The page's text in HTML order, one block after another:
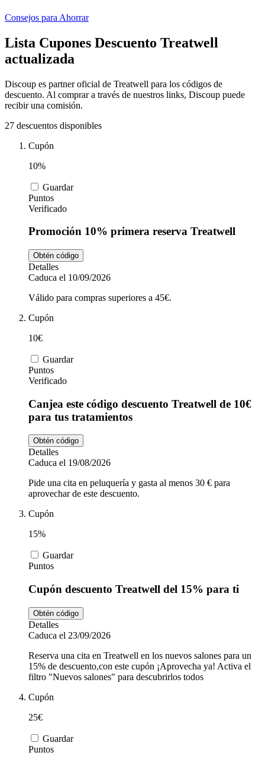
Temu
MediaMarkt
Vueling
Inglés
Perfumes
Tiempo libre
Coches y
Salud y
Animales
Consejos para Ahorrar
Lista Cupones Descuento Treatwell
actualizada
Discoup es partner oficial de Treatwell para los códigos de
descuento. Al comprar a través de nuestros links, Discoup puede
recibir una comisión.
27 descuentos disponibles
Cupón
10%
Guardar
Puntos
Verificado
Promoción 10% primera reserva Treatwell
Obtén código
Detalles
Caduca el 10/09/2026
Válido para compras superiores a 45€.
Cupón
10€
Guardar
Puntos
Verificado
Canjea este código descuento Treatwell de 10€
para tus tratamientos
Obtén código
Detalles
Caduca el 19/08/2026
Pide una cita en peluquería y gasta al menos 30 € para
aprovechar de este descuento.
Cupón
15%
Guardar
Puntos
Cupón descuento Treatwell del 15% para ti
Obtén código
Detalles
Caduca el 23/09/2026
Reserva una cita en Treatwell en los nuevos salones para un
15% de descuento,con este cupón ¡Aprovecha ya! Activa el
filtro "Nuevos salones" para descubrirlos todos
Cupón
25€
Guardar
Puntos